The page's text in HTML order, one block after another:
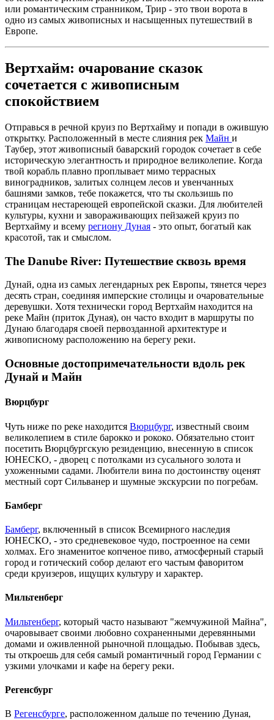
или романтическим странником, Трир - это твои ворота в
одно из самых живописных и насыщенных путешествий в
Европе.
Вертхайм: очарование сказок
сочетается с живописным
спокойствием
Отправься в речной круиз по Вертхайму и попади в ожившую
открытку. Расположенный в месте слияния рек Майн и
Таубер, этот живописный баварский городок сочетает в себе
историческую элегантность и природное великолепие. Когда
твой корабль плавно проплывает мимо террасных
виноградников, залитых солнцем лесов и увенчанных
башнями замков, тебе покажется, что ты скользишь по
страницам нестареющей европейской сказки. Для любителей
культуры, кухни и завораживающих пейзажей круиз по
Вертхайму и всему региону Дуная - это опыт, богатый как
красотой, так и смыслом.
The Danube River: Путешествие сквозь время
Дунай, одна из самых легендарных рек Европы, тянется через
десять стран, соединяя имперские столицы и очаровательные
деревушки. Хотя технически город Вертхайм находится на
реке Майн (приток Дуная), он часто входит в маршруты по
Дунаю благодаря своей первозданной архитектуре и
живописному расположению на берегу реки.
Основные достопримечательности вдоль рек
Дунай и Майн
Вюрцбург
Чуть ниже по реке находится Вюрцбург, известный своим
великолепием в стиле барокко и рококо. Обязательно стоит
посетить Вюрцбургскую резиденцию, внесенную в список
ЮНЕСКО, - дворец с потолками из сусального золота и
ухоженными садами. Любители вина по достоинству оценят
местный сорт Сильванер и шумные экскурсии по погребам.
Бамберг
Бамберг, включенный в список Всемирного наследия
ЮНЕСКО, - это средневековое чудо, построенное на семи
холмах. Его знаменитое копченое пиво, атмосферный старый
город и готический собор делают его частым фаворитом
среди круизеров, ищущих культуру и характер.
Мильтенберг
Мильтенберг, который часто называют "жемчужиной Майна",
очаровывает своими любовно сохраненными деревянными
домами и оживленной рыночной площадью. Побывав здесь,
ты откроешь для себя самый романтичный город Германии с
узкими улочками и кафе на берегу реки.
Регенсбург
В Регенсбурге, расположенном дальше по течению Дуная,